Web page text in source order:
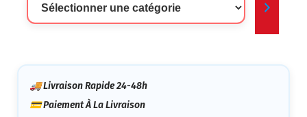
🚚 Livraison Rapide 24-48h
💳 Paiement À La Livraison